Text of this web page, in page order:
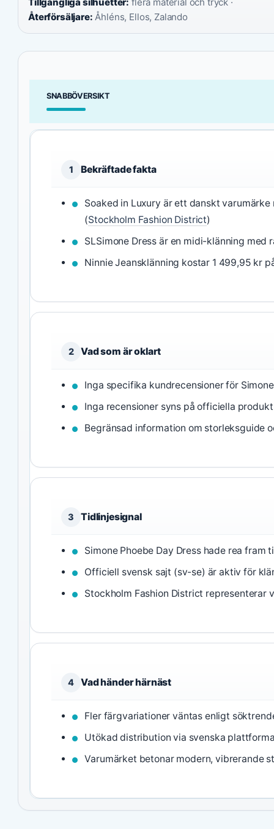
Återförsäljare: Åhléns, Ellos, Zalando
SNABBÖVERSIKT
1 Bekräftade fakta
Soaked in Luxury är ett danskt
(Stockholm Fashion District)
SLSimone Dress är en midi-klänning
Ninnie Jeansklänning kostar 1 499,95 kr
2 Vad som är oklart
Inga specifika kundrecensioner för
Inga recensioner syns på officiella
Begränsad information om storleksguide
3 Tidlinjesignal
Simone Phoebe Day Dress hade rea fram
Officiell svensk sajt (sv-se) är aktiv för
Stockholm Fashion District representerar
4 Vad händer härnäst
Fler färgvariationer väntas enligt
Utökad distribution via svenska
Varumärket betonar modern, vibrerande